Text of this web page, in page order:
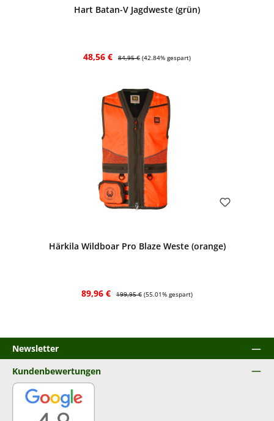
Hart Batan-V Jagdweste (grün)
Verkaufspreis:
48,56 € Regulärer Preis:
84,95 € (42.84% gespart)
Härkila Wildboar Pro Blaze Weste (orange)
Verkaufspreis:
89,96 € Regulärer Preis:
199,95 € (55.01% gespart)
Newsletter
Kundenbewertungen